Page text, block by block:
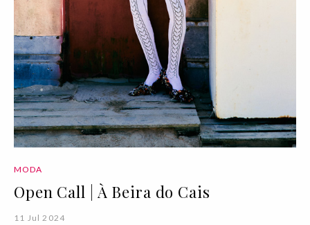
MODA
Open Call | À Beira do Cais
11 Jul 2024